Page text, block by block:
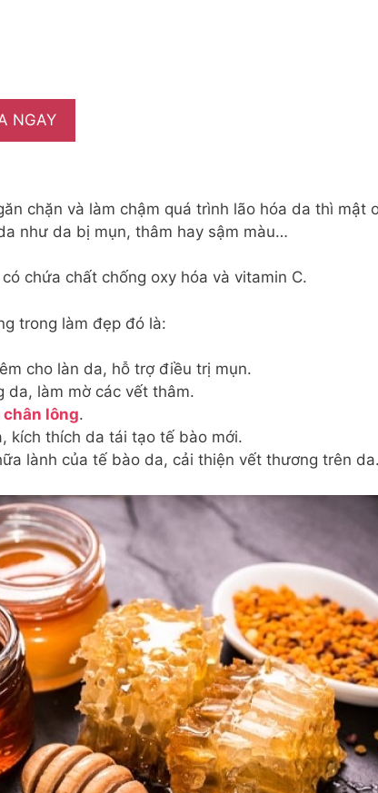
NGAY
chặn và làm chậm quá trình lão hóa da thì mật
như da bị mụn, thâm hay sậm màu…
chứa chất chống oxy hóa và vitamin C.
trong làm đẹp đó là:
cho làn da, hỗ trợ điều trị mụn.
da, làm mờ các vết thâm.
lông.
kích thích da tái tạo tế bào mới.
lành của tế bào da, cải thiện vết thương trên da.